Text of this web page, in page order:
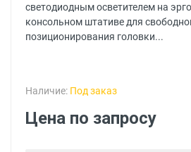
светодиодным осветителем на
консольном штативе для
позиционирования головки...
Наличие: Под заказ
Цена по запросу